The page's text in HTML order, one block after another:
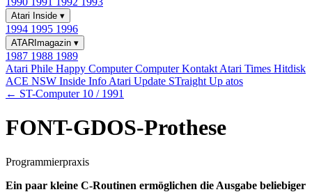
Atari Inside ▾
1994 1995 1996
ATARImagazin ▾
1987 1988 1989
Atari Phile Happy ComputerComputer Kontakt Atari Times Hitdisk
ACE NSW Inside Info Atari Update STraight Up atos
← ST-Computer 10 / 1991
FONT-GDOS-Prothese
Programmierpraxis
Ein paar kleine C-Routinen ermöglichen die Ausgabe beliebiger